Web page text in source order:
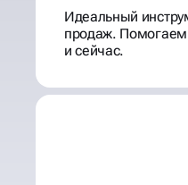
Идеальный
продаж. Помогаем
и сейчас.